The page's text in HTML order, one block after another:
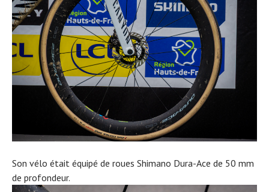
Son vélo était équipé de roues Shimano Dura-Ace de 50 mm
de profondeur.